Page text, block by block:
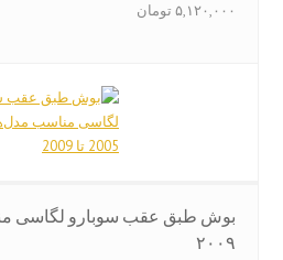
۵,۱۲۰,۰۰۰ تومان
۲۰۰۹